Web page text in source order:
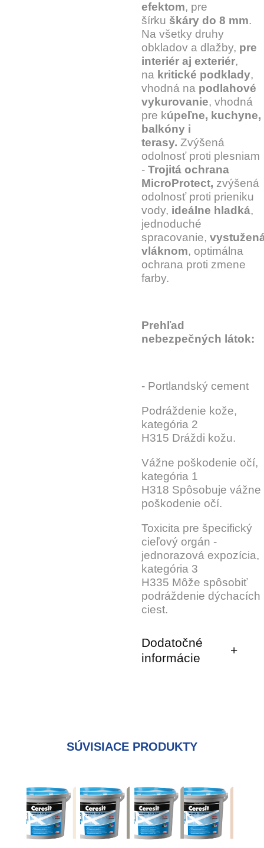
efektom, pre
šírku škáry do 8 mm.
Na všetky druhy
obkladov a dlažby, pre
interiér aj exteriér,
na kritické podklady,
vhodná na podlahové
vykurovanie, vhodná
pre kúpeľne, kuchyne,
balkóny i
terasy. Zvýšená
odolnosť proti plesniam
- Trojitá ochrana
MicroProtect, zvýšená
odolnosť proti prieniku
vody, ideálne hladká,
jednoduché
spracovanie,
vláknom, optimálna
ochrana proti zmene
farby.
Prehľad
nebezpečných látok:
- Portlandský cement
Podráždenie kože,
kategória 2
H315 Dráždi kožu.
Vážne poškodenie očí,
kategória 1
H318 Spôsobuje vážne
poškodenie očí.
Toxicita pre špecifický
cieľový orgán -
jednorazová expozícia,
kategória 3
H335 Môže spôsobiť
podráždenie dýchacích
ciest.
Dodatočné
informácie
SÚVISIACE PRODUKTY